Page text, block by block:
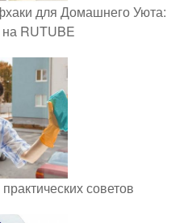
для Домашнего Уюта:
RUTUBE
советов